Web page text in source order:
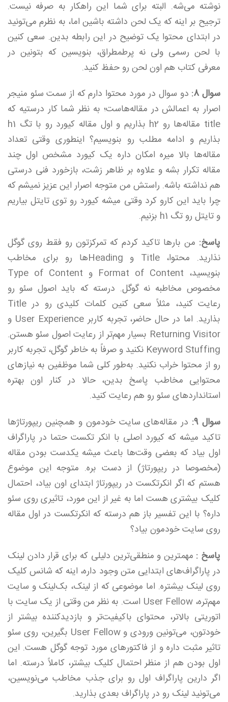
نوشته می‌شه. البته برای شما این راهکار به صرفه نیست.
ترجیح بر اینه که یک لحن داشته باشین اما، به نظرم می‌تونید
در ابتدای محتوا یک توضیح در این رابطه بدین. سعی کنین
با لحن رسمی ولی نه پرطمطراق، بنویسین که بتونین در
معرفی کتاب هم اون لحن رو‌ حفظ کنید.
سوال 8:
دو سوال در مورد محتوا دارم که از سمت سئو منیجر
اصرار به اعمالش در مقاله‌هاست؛ به نظر شما کار درستیه که
title مقاله‌ها رو h2 بذاریم و اول مقاله کیورد رو با تگ h1
بذاریم و ادامه مطلب رو بنویسیم؟ اینطوری وقتی تعداد
مقاله‌ها بالا میره امکان داره یک کیورد مشخص اول چند
مقاله تکرار بشه و علاوه بر ظاهر زشت، بازخورد فنی درستی
هم نداشته باشه. راستش من متوجه اصرار این عزیز نمیشم که
چرا باید این کارو کرد وقتی میشه کیورد رو توی تایتل بیاریم
و تایتل رو تگ h1 بزنیم.
پاسخ: من بارها تاکید کردم که تمرکزتون رو فقط روی گوگل
نذارید. محتوا، Title و Headingها رو برای مخاطب
بنویسید، Format of Content و Type of Content
مخصوص مخاطبه نه گوگل. درسته که باید اصول سئو رو
رعایت کنید، مثلاً سعی کنین کلمات کلیدی رو در Title
بذارید. اما در حال حاضر، تجربه کاربر User Experience و
Returning Visitor بسیار مهم‌تر از رعایت اصول سئو هستن.
Keyword Stuffing نکنید و صرفاً به خاطر گوگل، تجربه کاربر
رو از محتوا خراب نکنید. به‌طور کلی شما موظفین به نیازهای
محتوایی مخاطب پاسخ بدین، حالا در کنار اون بهتره
استانداردهای سئو رو هم رعایت کنید.
سوال 9:
در مقاله‌های سایت خودمون و همچنین ریپورتاژها
تاکید میشه که کیورد اصلی با انکر تکست حتما در پاراگراف
اول بیاد که بعضی وقت‌ها باعث میشه یکدست بودن مقاله
(مخصوصا در ریپورتاژ) از دست بره. متوجه این موضوع
هستم که اگر انکرتکست در ریپورتاژ ابتدای اون بیاد، احتمال
کلیک بیشتری هست اما به غیر از این مورد، تاثیری روی سئو
داره؟ با این تفسیر باز هم درسته که انکرتکست در اول مقاله
روی سایت خودمون بیاد؟
پاسخ : مهمترین و منطقی‌ترین دلیلی که برای قرار دادن لینک
در پاراگراف‌های ابتدایی متن وجود داره، اینه که شانس کلیک
روی لینک بیشتره. اما موضوعی که از لینک، بک‌لینک و سایت
مهم‌تره، User Fellow است. به نظر من وقتی از یک سایت با
اتوریتی بالاتر، محتوای باکیفیت‌تر و بازدیدکننده بیشتر از
خودتون، می‌تونین ورودی و User Fellow بگیرین، روی سئو
تاثیر مثبت داره و از فاکتورهای مورد توجه گوگل هست. این
اول بودن هم از منظر احتمال کلیک بیشتر، کاملاً درسته. اما
اگر دارین پاراگراف اول رو برای جذب مخاطب می‌نویسین،
می‌تونید لینک رو در پاراگراف بعدی بذارید.